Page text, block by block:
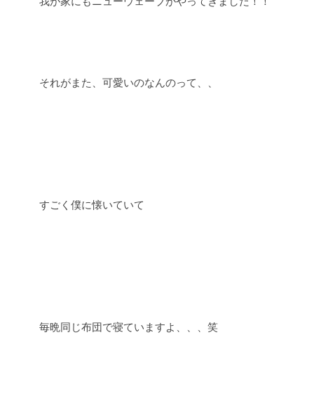
それがまた、可愛いのなんのって、、
すごく僕に懐いていて
毎晩同じ布団で寝ていますよ、、、笑